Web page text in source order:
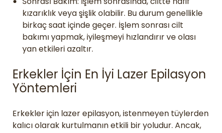
kızarıklık veya şişlik olabilir. Bu durum genellikle
birkaç saat içinde geçer. İşlem sonrası cilt
bakımı yapmak, iyileşmeyi hızlandırır ve olası
yan etkileri azaltır.
Erkekler İçin En İyi Lazer Epilasyon
Yöntemleri
Erkekler için lazer epilasyon, istenmeyen tüylerden
kalıcı olarak kurtulmanın etkili bir yoludur. Ancak,